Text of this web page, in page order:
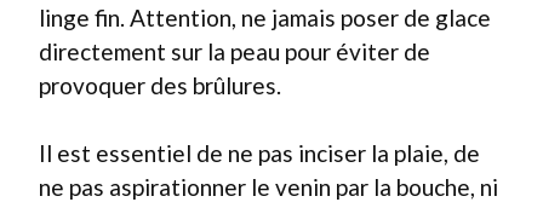
linge fin. Attention, ne jamais poser de glace
directement sur la peau pour éviter de
provoquer des brûlures.
Il est essentiel de ne pas inciser la plaie, de
ne pas aspirationner le venin par la bouche, ni